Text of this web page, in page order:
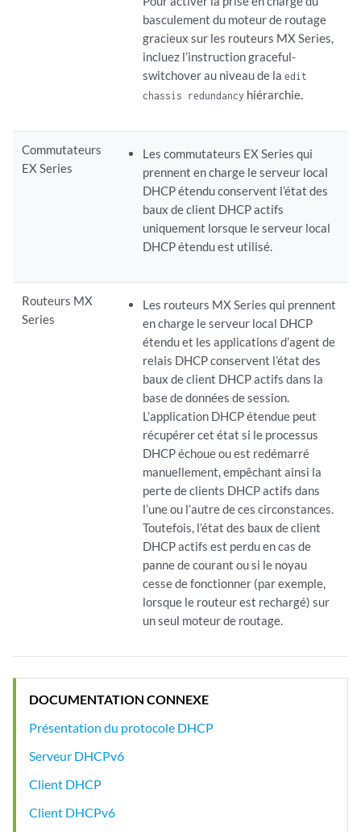
basculement du moteur de routage
gracieux sur les routeurs MX Series,
incluez l’instruction graceful-
switchover au niveau de la edit
chassis redundancy hiérarchie.
Commutateurs
EX Series
Les commutateurs EX Series qui
prennent en charge le serveur local
DHCP étendu conservent l’état des
baux de client DHCP actifs
uniquement lorsque le serveur local
DHCP étendu est utilisé.
Routeurs MX
Series
Les routeurs MX Series qui prennent
en charge le serveur local DHCP
étendu et les applications d’agent de
relais DHCP conservent l’état des
baux de client DHCP actifs dans la
base de données de session.
L’application DHCP étendue peut
récupérer cet état si le processus
DHCP échoue ou est redémarré
manuellement, empêchant ainsi la
perte de clients DHCP actifs dans
l’une ou l’autre de ces circonstances.
Toutefois, l’état des baux de client
DHCP actifs est perdu en cas de
panne de courant ou si le noyau
cesse de fonctionner (par exemple,
lorsque le routeur est rechargé) sur
un seul moteur de routage.
DOCUMENTATION CONNEXE
Présentation du protocole DHCP
Serveur DHCPv6
Client DHCP
Client DHCPv6